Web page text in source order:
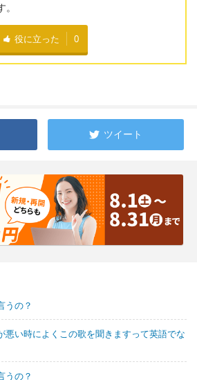
役に立った 0
ツイート
うの？
悪い時によくこの歌を聞きますって英語でな
うの？